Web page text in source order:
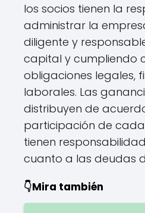
los socios tienen la
administrar la
diligente y
capital y cumpliendo
obligaciones legales,
laborales. Las
distribuyen de
participación de
tienen
cuanto a las deudas
👇Mira también